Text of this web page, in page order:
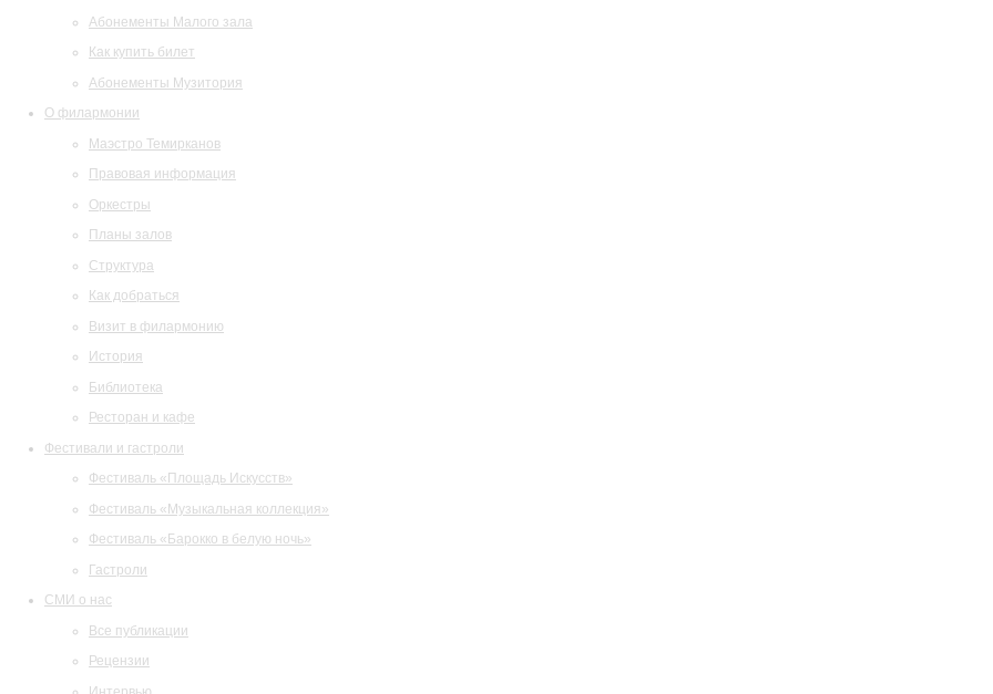
Абонементы Малого зала
Как купить билет
Абонементы Музитория
О филармонии
Маэстро Темирканов
Правовая информация
Оркестры
Планы залов
Структура
Как добраться
Визит в филармонию
История
Библиотека
Ресторан и кафе
Фестивали и гастроли
Фестиваль «Площадь Искусств»
Фестиваль «Музыкальная коллекция»
Фестиваль «Барокко в белую ночь»
Гастроли
СМИ о нас
Все публикации
Рецензии